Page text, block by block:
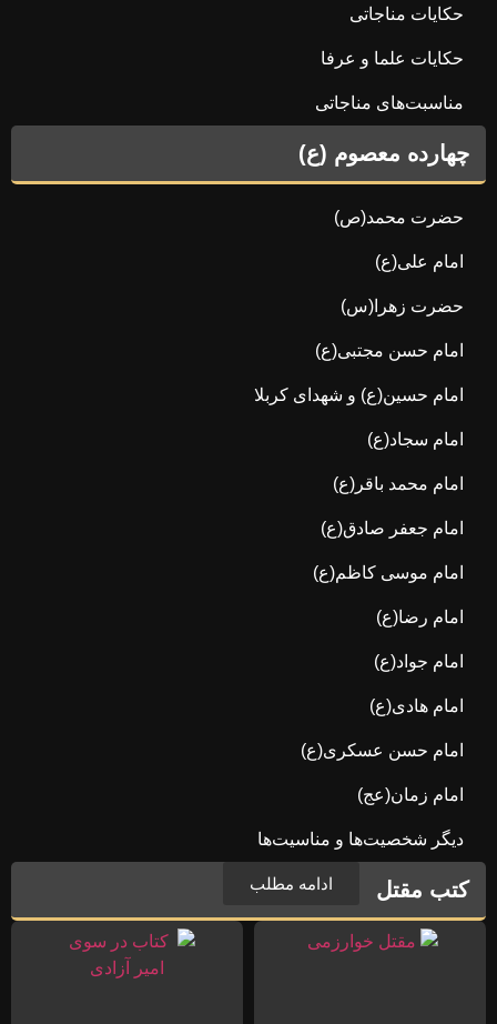
حکایات مناجاتی
حکایات علما و عرفا
مناسبت‌های مناجاتی
چهارده معصوم (ع)
حضرت محمد(ص)
امام علی(ع)
حضرت زهرا(س)
امام حسن مجتبی(ع)
امام حسین(ع) و شهدای کربلا
امام سجاد(ع)
امام محمد باقر(ع)
امام جعفر صادق(ع)
امام موسی کاظم(ع)
امام رضا(ع)
امام جواد(ع)
امام هادی(ع)
امام حسن عسکری(ع)
امام زمان(عج)
دیگر شخصیت‌ها و مناسیت‌ها
کتب مقتل ادامه مطلب